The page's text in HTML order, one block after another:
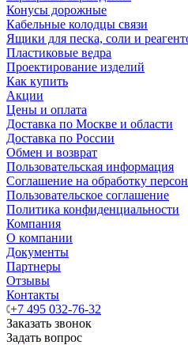
Конусы дорожные
Кабельные колодцы связи
Ящики для песка, соли и
Пластиковые ведра
Проектирование изделий
Как купить
Акции
Цены и оплата
Доставка по Москве и области
Доставка по России
Обмен и возврат
Пользовательская информация
Соглашение на обработку
Пользовательское соглашение
Политика конфиденциальности
Компания
О компании
Документы
Партнеры
Отзывы
Контакты
+7 495 032-76-32
Заказать звонок
Задать вопрос